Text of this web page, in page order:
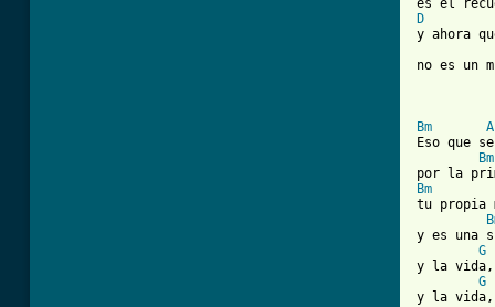
D
y ahora
no es un
Bm
A
Eso que
Bm
Bm
tu propia
y es una
G
y la
G
y la